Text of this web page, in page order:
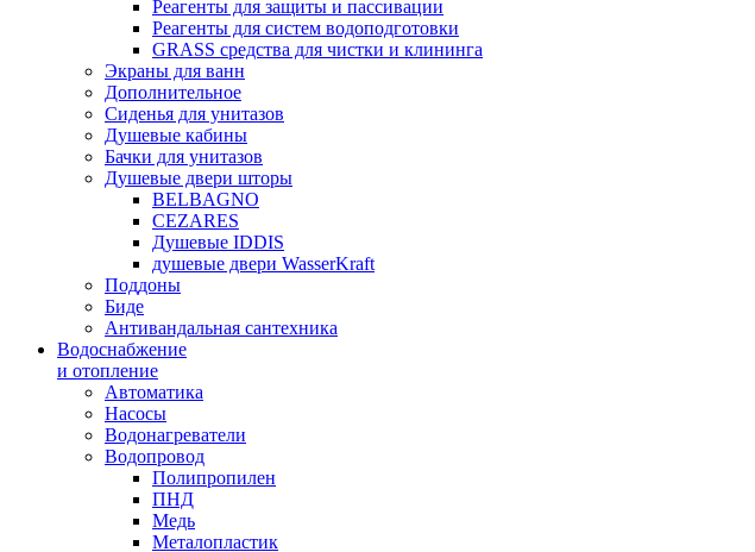
Реагенты для защиты и пассивации
Реагенты для систем водоподготовки
GRASS средства для чистки и клининга
Экраны для ванн
Дополнительное
Сиденья для унитазов
Душевые кабины
Бачки для унитазов
Душевые двери шторы
BELBAGNO
CEZARES
Душевые IDDIS
душевые двери WasserKraft
Поддоны
Биде
Антивандальная сантехника
Водоснабжение
и отопление
Автоматика
Насосы
Водонагреватели
Водопровод
Полипропилен
ПНД
Медь
Металопластик